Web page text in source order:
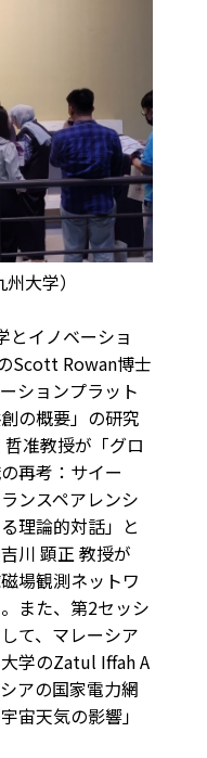
大学）
イノベーショ
Scott Rowan博士
ションプラット
の概要」の研究
准教授が「グロ
再考：サイー
ンスペアレンシ
理論的対話」と
川 顕正 教授が
場観測ネットワ
また、第2セッシ
て、マレーシア
学のZatul Iffah A
アの国家電力網
宙天気の影響」